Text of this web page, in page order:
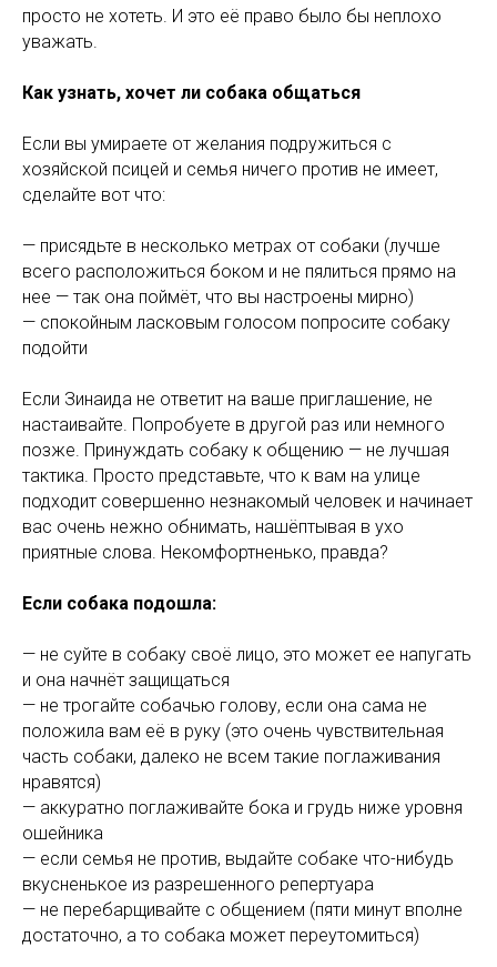
просто не хотеть. И это её право было бы неплохо
уважать.
Как узнать, хочет ли собака общаться
Если вы умираете от желания подружиться с
хозяйской псицей и семья ничего против не имеет,
сделайте вот что:
— присядьте в несколько метрах от собаки (лучше
всего расположиться боком и не пялиться прямо на
нее — так она поймёт, что вы настроены мирно)
— спокойным ласковым голосом попросите собаку
подойти
Если Зинаида не ответит на ваше приглашение, не
настаивайте. Попробуете в другой раз или немного
позже. Принуждать собаку к общению — не лучшая
тактика. Просто представьте, что к вам на улице
подходит совершенно незнакомый человек и начинает
вас очень нежно обнимать, нашёптывая в ухо
приятные слова. Некомфортненько, правда?
Если собака подошла:
— не суйте в собаку своё лицо, это может ее напугать
и она начнёт защищаться
— не трогайте собачью голову, если она сама не
положила вам её в руку (это очень чувствительная
часть собаки, далеко не всем такие поглаживания
нравятся)
— аккуратно поглаживайте бока и грудь ниже уровня
ошейника
— если семья не против, выдайте собаке что-нибудь
вкусненькое из разрешенного репертуара
— не перебарщивайте с общением (пяти минут вполне
достаточно, а то собака может переутомиться)